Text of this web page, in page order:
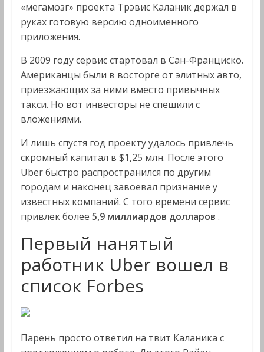
«мегамозг» проекта Трэвис Каланик держал в
руках готовую версию одноименного
приложения.
В 2009 году сервис стартовал в Сан-Франциско.
Американцы были в восторге от элитных авто,
приезжающих за ними вместо привычных
такси. Но вот инвесторы не спешили с
вложениями.
И лишь спустя год проекту удалось привлечь
скромный капитал в $1,25 млн. После этого
Uber быстро распространился по другим
городам и наконец завоевал признание у
известных компаний. С того времени сервис
привлек более 5,9 миллиардов долларов .
Первый нанятый
работник Uber вошел в
список Forbes
Парень просто ответил на твит Каланика с